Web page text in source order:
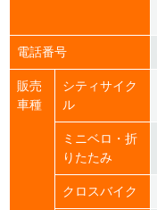
電話番号
販売
車種
シティサイク
ル
ミニベロ・折
りたたみ
クロスバイク